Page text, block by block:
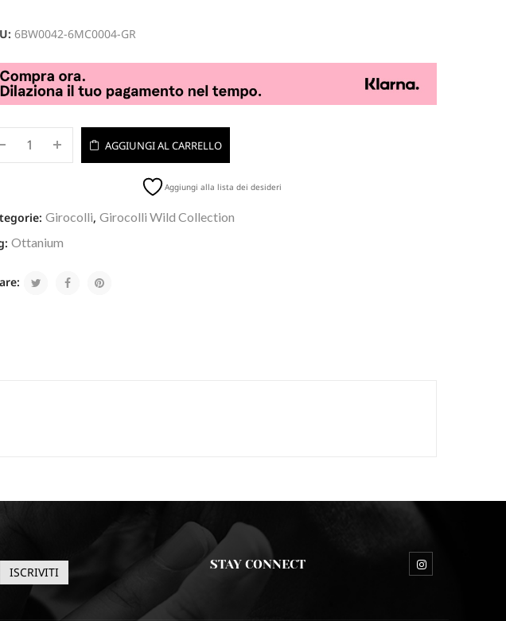
6BW0042-6MC0004-GR
AGGIUNGI AL CARRELLO
Aggiungi alla lista dei desideri
Girocolli,Girocolli Wild Collection
Ottanium
STAY CONNECT